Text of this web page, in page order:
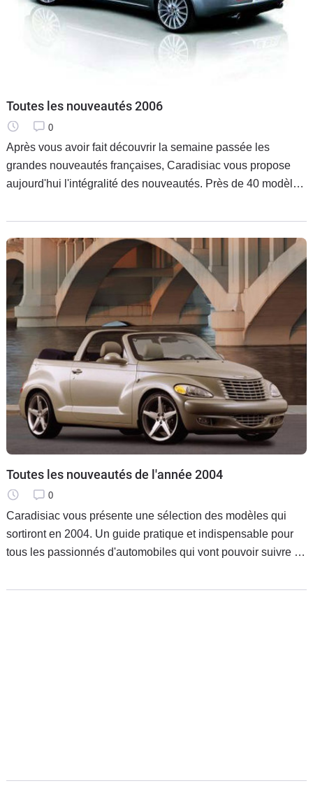
Toutes les nouveautés 2006
0
Après vous avoir fait découvrir la semaine passée les
grandes nouveautés françaises, Caradisiac vous propose
aujourd'hui l'intégralité des nouveautés. Près de 40 modèles
Toutes les nouveautés de l'année 2004
0
Caradisiac vous présente une sélection des modèles qui
sortiront en 2004. Un guide pratique et indispensable pour
tous les passionnés d'automobiles qui vont pouvoir suivre et
A vos agendas !